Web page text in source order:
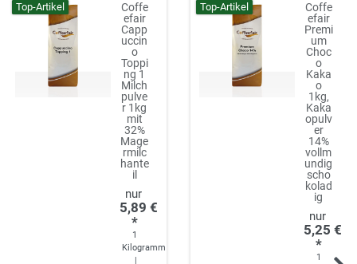
Top-Artikel
Coffe
efair
Capp
uccin
o
Toppi
ng 1
Milch
pulve
r 1kg
mit
32%
Mage
rmilc
hante
il
5,89 €
*
1
Kilogramm
Top-Artikel
Coffe
efair
Premi
um
Choc
o
Kaka
o
1kg,
Kaka
opulv
er
14%
vollm
undig
scho
kolad
ig
5,25 €
*
1